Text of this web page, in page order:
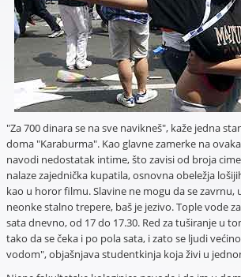
"Za 700 dinara se na sve navikneš", kaže jedna
doma "Karaburma". Kao glavne zamerke na
navodi nedostatak intime, što zavisi od broja
nalaze zajednička kupatila, osnovna obeležja
kao u horor filmu. Slavine ne mogu da se zavrnu,
neonke stalno trepere, baš je jezivo. Tople vode
sata dnevno, od 17 do 17.30. Red za tuširanje u
tako da se čeka i po pola sata, i zato se ljudi
vodom", objašnjava studentkinja koja živi u